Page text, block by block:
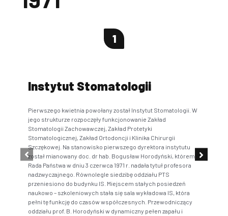
1
Instytut Stomatologii
Pierwszego kwietnia powołany został Instytut Stomatologii. W
jego strukturze rozpoczęły funkcjonowanie Zakład
Stomatologii Zachowawczej, Zakład Protetyki
Stomatologicznej, Zakład Ortodoncji i Klinika Chirurgii
Szczękowej. Na stanowisko pierwszego dyrektora instytutu
został mianowany doc. dr hab. Bogusław Horodyński, któremu
Rada Państwa w dniu 3 czerwca 1971 r. nadała tytuł profesora
nadzwyczajnego. Równolegle siedzibę oddziału PTS
przeniesiono do budynku IS. Miejscem stałych posiedzeń
naukowo – szkoleniowych stała się sala wykładowa IS, która
pełni tę funkcję do czasów współczesnych. Przewodniczący
oddziału prof. B. Horodyński w dynamiczny pełen zapału i